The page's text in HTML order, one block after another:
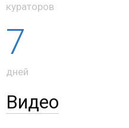
кураторов
7
дней
Видео